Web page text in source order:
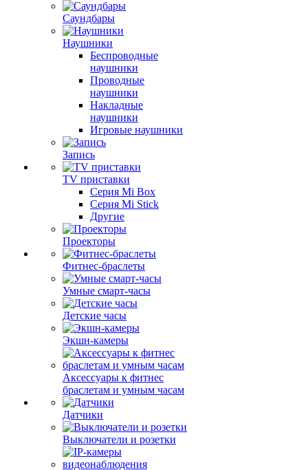
Саундбары
Наушники
Беспроводные
наушники
Проводные
наушники
Накладные
наушники
Игровые наушники
Запись
TV приставки
Серия Mi Box
Серия Mi Stick
Другие
Проекторы
Фитнес-браслеты
Умные смарт-часы
Детские часы
Экшн-камеры
Аксессуары к фитнес
браслетам и умным часам
Датчики
Выключатели и розетки